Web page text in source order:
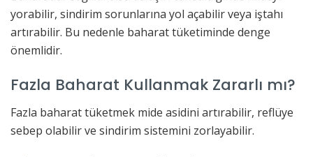
yorabilir, sindirim sorunlarına yol açabilir veya iştahı
artırabilir. Bu nedenle baharat tüketiminde denge
önemlidir.
Fazla Baharat Kullanmak Zararlı mı?
Fazla baharat tüketmek mide asidini artırabilir, reflüye
sebep olabilir ve sindirim sistemini zorlayabilir.